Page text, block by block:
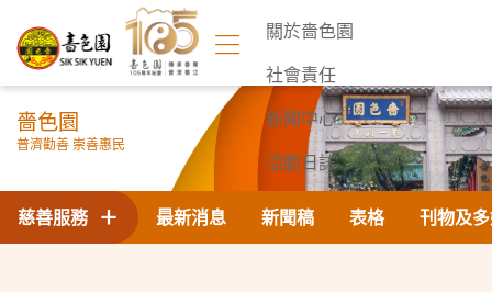
關於嗇色園
社會責任
新聞中心
活動日誌
聯絡我們
嗇色園
普濟勸善 崇善惠民
最新消息 新聞稿 表格 刊物及
慈善服務